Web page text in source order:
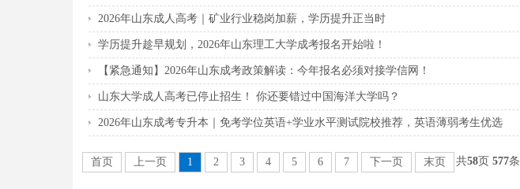
2026年山东成人高考｜矿业行业稳岗加薪，学历提升正当时
学历提升趁早规划，2026年山东理工大学成考报名开始啦！
【紧急通知】2026年山东成考政策解读：今年报名必须对接学信网！
山东大学成人高考已停止招生！ 你还要错过中国海洋大学吗？
2026年山东成考专升本｜免考学位英语+学业水平测试院校推荐，英语薄弱考生优选
首页 上一页 1 2 3 4 5 6 7 下一页 末页 共58页 577条